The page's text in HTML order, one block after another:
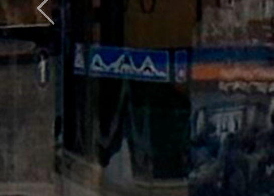
Предыдущий